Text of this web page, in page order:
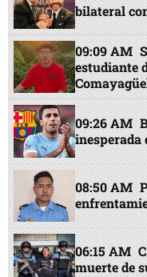
bilateral
09:09 AM
estudiante
09:26 AM
inesperada
08:50 AM
06:15 AM
muerte de